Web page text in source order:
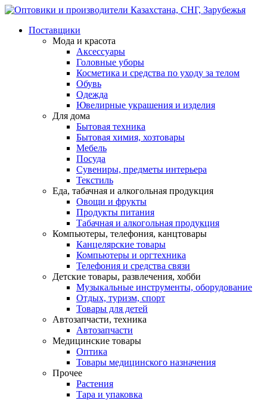
Поставщики
Мода и красота
Аксессуары
Головные уборы
Косметика и средства по уходу за телом
Обувь
Одежда
Ювелирные украшения и изделия
Для дома
Бытовая техника
Бытовая химия, хозтовары
Мебель
Посуда
Сувениры, предметы интерьера
Текстиль
Еда, табачная и алкогольная продукция
Овощи и фрукты
Продукты питания
Табачная и алкогольная продукция
Компьютеры, телефония, канцтовары
Канцелярские товары
Компьютеры и оргтехника
Телефония и средства связи
Детские товары, развлечения, хобби
Музыкальные инструменты, оборудование
Отдых, туризм, спорт
Товары для детей
Автозапчасти, техника
Автозапчасти
Медицинские товары
Оптика
Товары медицинского назначения
Прочее
Растения
Тара и упаковка